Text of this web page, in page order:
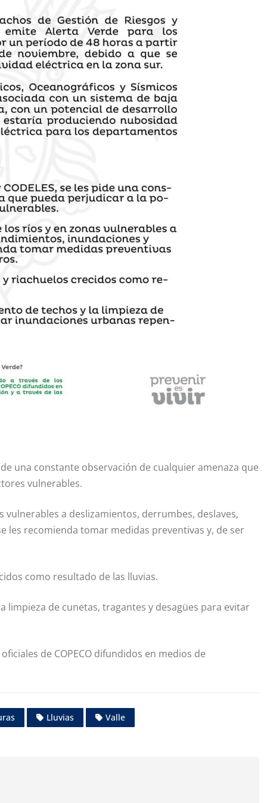
una constante observación de cualquier amenaza que
vulnerables.
vulnerables a deslizamientos, derrumbes, deslaves,
les recomienda tomar medidas preventivas y, de ser
como resultado de las lluvias.
de cunetas, tragantes y desagües para evitar
de COPECO difundidos en medios de
Lluvias Valle